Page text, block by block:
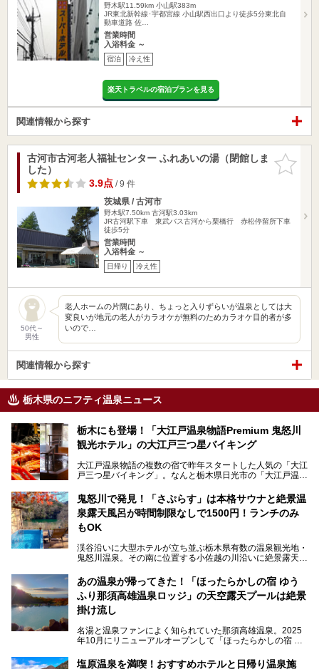
野木駅11.59km 小山駅383m
JR東北新幹線･宇都宮線 小山駅西出口より徒歩5分東北自
動車道路 佐…
営業時間
入浴料金 ～
宿泊 冷え性
楽天トラベルの宿泊プランを見る
関連情報から探す
お気に入
りに追加
古河市古河老人福祉センター ふれあいの湯（閉館しま
した）
3.9点/ 9 件
茨城県 / 古河市
野木駅7.50km 古河駅3.03km
JR古河駅下車 東武バス古河から栗橋行 赤松停留所下車
徒歩5分
営業時間
入浴料金 ～
日帰り 冷え性
50代～
男性
老人ホームの片隅にあり、ちょっと入りずらいが温泉としては大
変良いが地元の老人がカラオケが無料のためカラオケ目的者が多
いので…
関連情報から探す
栃木県のニフティ温泉ニュース
栃木にも登場！「大江戸温泉物語Premium 鬼怒川
観光ホテル」の大江戸三つ星バイキング
大江戸温泉物語の複数の宿で昨年スタートした人気の「大江
戸三つ星バイキング」。なんと栃木県日光市の「大江戸温泉
ここは首都圏から1泊で行きやすい鬼怒川温泉の渓流沿いに
建つホテルで、バイキングの他にも天然温泉の大浴場とサウ
ナ、フリーフローサービスのラウンジなど館内で楽しめるス
ポットがたくさんあり、3世代旅行やグループ旅行にもぴっ
たり。
そんな「大江戸温泉物語Premium 鬼怒川観光ホテル」の魅
力を詳しく紹介しちゃいます。
───
提供元：大江戸温泉物語ホテルズ＆リゾーツ株式会社【P
R】
この記事は大江戸温泉物語Premium 鬼怒川観光ホテルのPR
記事です。
鬼怒川で発見！「さぷらす」は本格サウナと絶景温
泉露天風呂が時間制限なしで1500円！ランチのみ
もOK
渓谷沿いに大型ホテルが立ち並ぶ栃木県有数の温泉観光地・
鬼怒川温泉。その南に位置する小佐越の川沿いに絶景露天風
こだわりのサウナ、掛け流しの水風呂、天然温泉の露天風
呂、食事処、休憩室など備えて、決して大規模施設ではあり
ませんが、鬼怒川温泉観光の行き帰りに、はたまたサウナで
一日リフレッシュするための目的地に！ぜひオススメしたい
スポットです。時間制限も無いので1人1,500円でひがな一
日サウナや温泉を楽しんでお昼も食べてごろごろできちゃい
ますよ。
あの温泉が帰ってきた！「ほったらかしの宿 ゆう
ふり那須高雄温泉ロッジ」の天空露天プールは絶景
掛け流し
名湯と温泉ファンによく知られていた那須高雄温泉。2025
年10月にリニューアルオープンして「ほったらかしの宿 ゆ
した。
塩原温泉を満喫！おすすめホテルと日帰り温泉施